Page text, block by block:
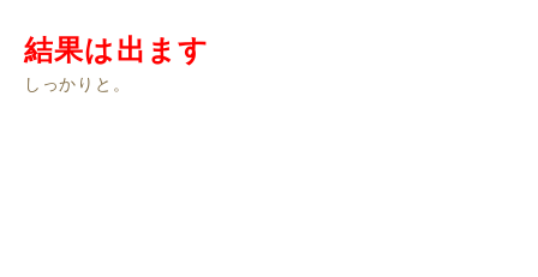
結果は出ます
しっかりと。